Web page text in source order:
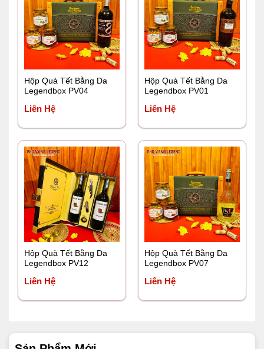
Hộp Quà Tết Bằng Da
Legendbox PV04
Liên Hệ
Hộp Quà Tết Bằng Da
Legendbox PV01
Liên Hệ
Hộp Quà Tết Bằng Da
Legendbox PV12
Liên Hệ
Hộp Quà Tết Bằng Da
Legendbox PV07
Liên Hệ